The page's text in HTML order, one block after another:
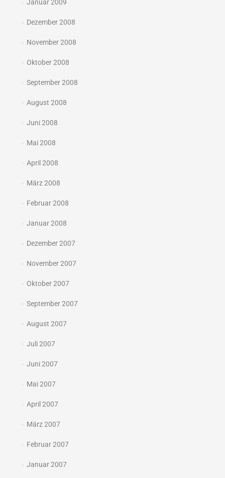
Januar 2009
Dezember 2008
November 2008
Oktober 2008
September 2008
August 2008
Juni 2008
Mai 2008
April 2008
März 2008
Februar 2008
Januar 2008
Dezember 2007
November 2007
Oktober 2007
September 2007
August 2007
Juli 2007
Juni 2007
Mai 2007
April 2007
März 2007
Februar 2007
Januar 2007